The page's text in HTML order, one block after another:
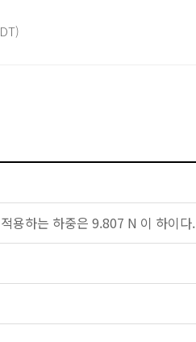
용하는 하중은 9.807 N 이 하이다.